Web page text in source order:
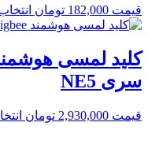
قیمت 182,000 تومان
سری NE5
قیمت 2,930,000 تومان